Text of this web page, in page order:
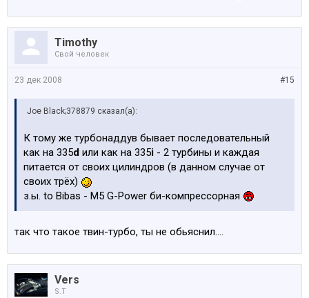
Timothy
Свой человек
#15
23 дек 2008
Joe Black;378879 сказал(а):
К тому же турбонаддув бывает последовательный
как на 335d или как на 335i - 2 турбины и каждая
питается от своих цилиндров (в данном случае от
своих трёх)
з.ы. to Bibas - М5 G-Power би-компрессорная
так что такое твин-турбо, ты не обьяснил....
Vers
S.T